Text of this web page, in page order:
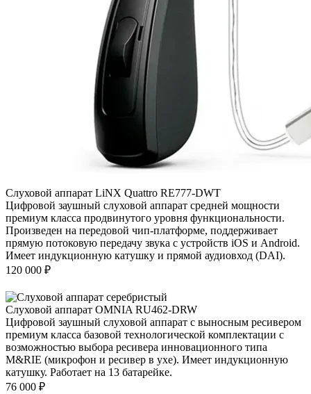
Слуховой аппарат LiNX Quattro RE777-DWT
Цифровой заушный слуховой аппарат средней мощности
премиум класса продвинутого уровня функциональности.
Произведен на передовой чип-платформе, поддерживает
прямую потоковую передачу звука с устройств iOS и Android.
Имеет индукционную катушку и прямой аудиовход (DAI).
120 000 ₽
Слуховой аппарат OMNIA RU462-DRW
Цифровой заушный слуховой аппарат с выносным ресивером
премиум класса базовой технологической комплектации с
возможностью выбора ресивера инновационного типа
M&RIE (микрофон и ресивер в ухе). Имеет индукционную
катушку. Работает на 13 батарейке.
76 000 ₽